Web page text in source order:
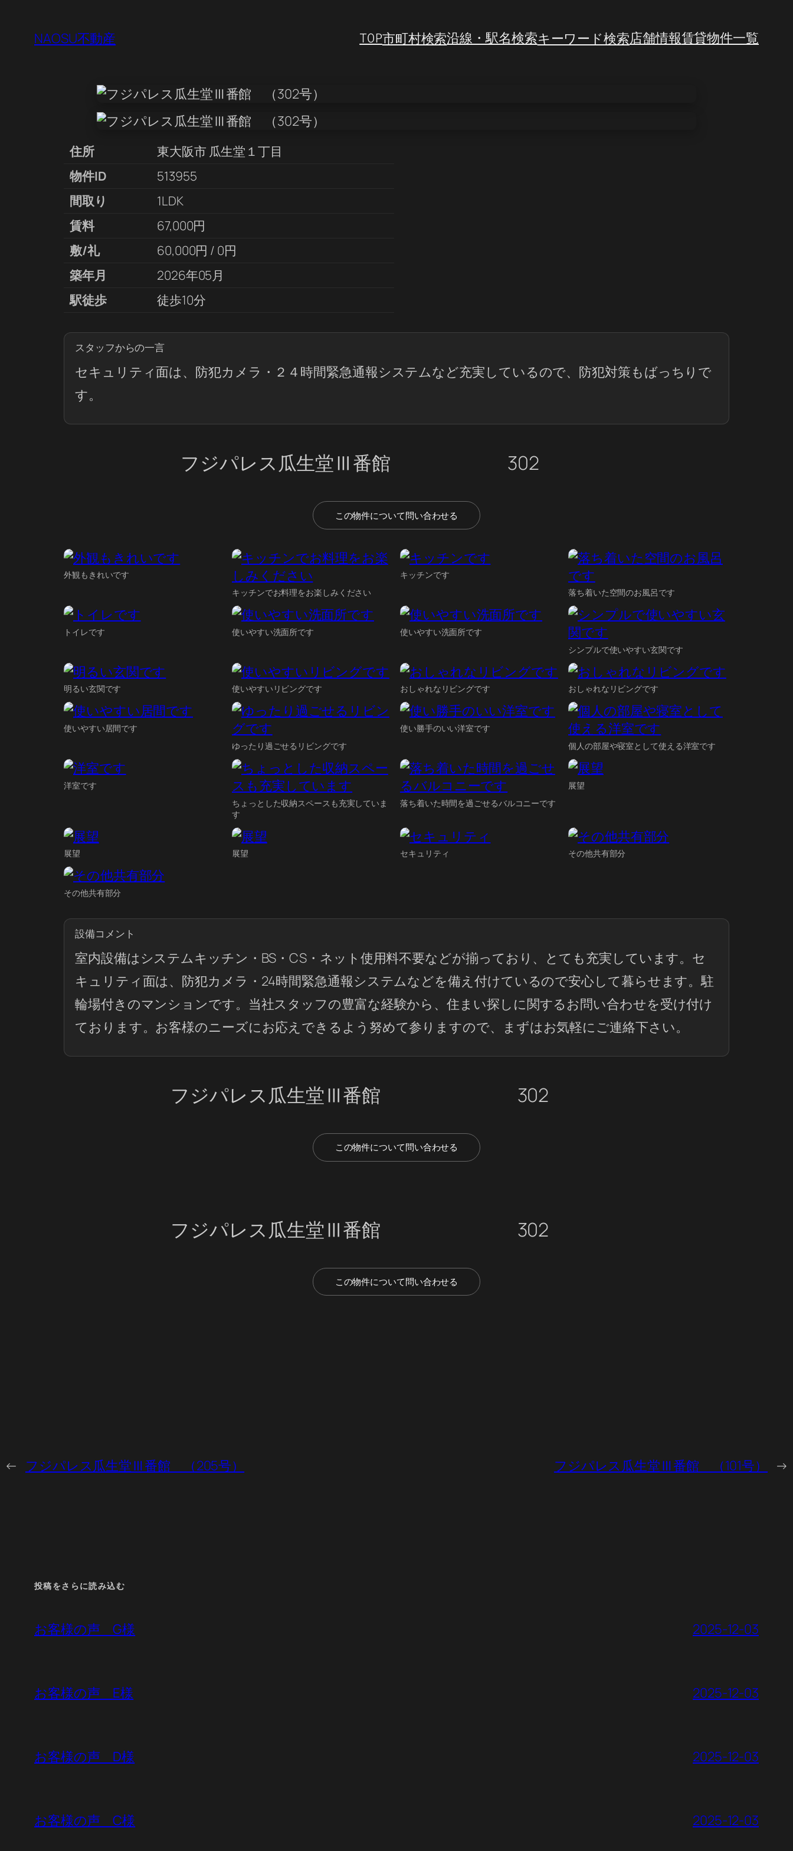
NAOSU不動産 TOP市町村検索沿線・駅名検索キーワード検索店舗情報賃貸物件一覧
住所
東大阪市 瓜生堂１丁目
物件ID
513955
間取り
1LDK
賃料
67,000円
敷/礼
60,000円 / 0円
築年月
2026年05月
駅徒歩
徒歩10分
スタッフからの一言
セキュリティ面は、防犯カメラ・２４時間緊急通報システムなど充実しているので、防犯対策もばっちりで
す。
フジパレス瓜生堂Ⅲ番館 302
この物件について問い合わせる
外観もきれいです
キッチンでお料理をお楽しみください
キッチンです
落ち着いた空間のお風呂です
トイレです 使いやすい洗面所です
使いやすい洗面所です
シンプルで使いやすい玄関です
明るい玄関です 使いやすいリビングです おしゃれなリビングです おしゃれなリビングです
使いやすい居間です
ゆったり過ごせるリビングです
使い勝手のいい洋室です
個人の部屋や寝室として使える洋室です
洋室です
ちょっとした収納スペースも充実していま
す
落ち着いた時間を過ごせるバルコニーです
展望
展望 展望 セキュリティ その他共有部分
その他共有部分
設備コメント
室内設備はシステムキッチン・BS・CS・ネット使用料不要などが揃っており、とても充実しています。セ
キュリティ面は、防犯カメラ・24時間緊急通報システムなどを備え付けているので安心して暮らせます。駐
輪場付きのマンションです。当社スタッフの豊富な経験から、住まい探しに関するお問い合わせを受け付け
ております。お客様のニーズにお応えできるよう努めて参りますので、まずはお気軽にご連絡下さい。
フジパレス瓜生堂Ⅲ番館 302
この物件について問い合わせる
フジパレス瓜生堂Ⅲ番館 302
この物件について問い合わせる
← フジパレス瓜生堂Ⅲ番館 （205号） フジパレス瓜生堂Ⅲ番館 （101号） →
投稿をさらに読み込む
お客様の声 G様 2025-12-03
お客様の声 E様 2025-12-03
お客様の声 D様 2025-12-03
お客様の声 C様 2025-12-03